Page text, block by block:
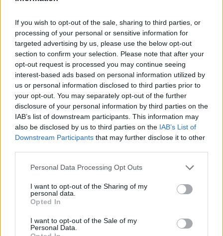
If you wish to opt-out of the sale, sharing to third parties, or
processing of your personal or sensitive information for
targeted advertising by us, please use the below opt-out
section to confirm your selection. Please note that after your
opt-out request is processed you may continue seeing
interest-based ads based on personal information utilized by
us or personal information disclosed to third parties prior to
your opt-out. You may separately opt-out of the further
disclosure of your personal information by third parties on the
IAB’s list of downstream participants. This information may
also be disclosed by us to third parties on the IAB’s List of
Downstream Participants that may further disclose it to other
Personal Data Processing Opt Outs
I want to opt-out of the Sharing of my
personal data.
Opted In
I want to opt-out of the Sale of my
Personal Data.
Este sábado, Embiid fue de nuevo evaluado por los
médicos de Philadelphia 76ers. El jugador ya afirmó
hace unos días que iba a necesitar una cirugía para
volver a sentirse jugador. Aún no se ha decidido nada
sobre eso.